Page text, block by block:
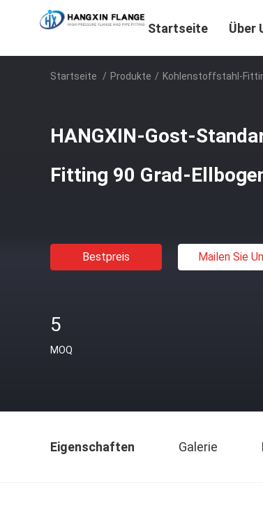
Startseite Über
Startseite / Produkte / Kohlenstoffstahl-
HANGXIN-Gost-
Fitting 90 Grad-
Bestpreis Mailen Sie
5
MOQ
Eigenschaften Galerie